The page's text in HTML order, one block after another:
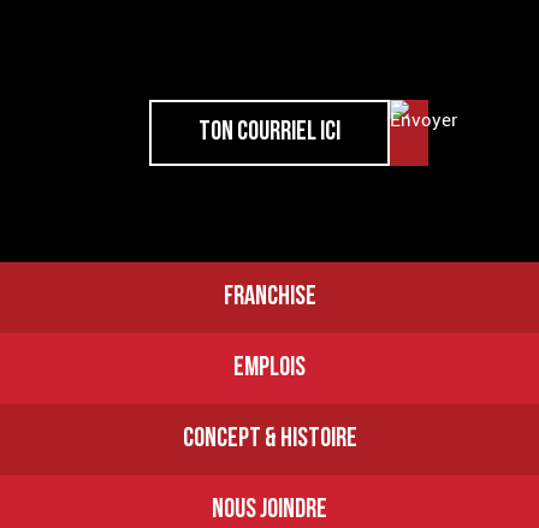
FRANCHISE
EMPLOIS
CONCEPT & HISTOIRE
NOUS JOINDRE